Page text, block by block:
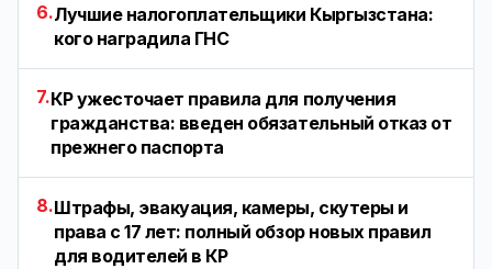
6.Лучшие налогоплательщики Кыргызстана:
кого наградила ГНС
7.КР ужесточает правила для получения
гражданства: введен обязательный отказ от
прежнего паспорта
8.Штрафы, эвакуация, камеры, скутеры и
права с 17 лет: полный обзор новых правил
для водителей в КР